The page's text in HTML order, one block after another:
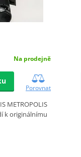
Na prodejně
Porovnat
METROPOLIS
k originálnímu